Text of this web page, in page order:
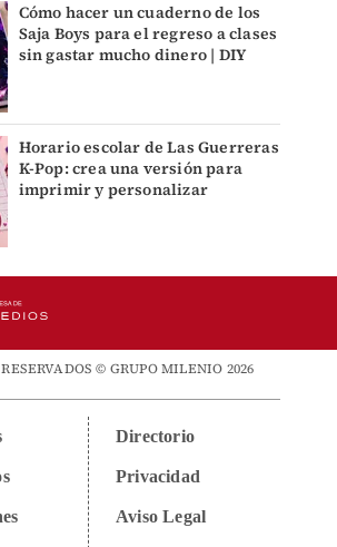
Cómo hacer un cuaderno de los
Saja Boys para el regreso a clases
sin gastar mucho dinero | DIY
Horario escolar de Las Guerreras
K-Pop: crea una versión para
imprimir y personalizar
© GRUPO MILENIO 2026
Directorio
Privacidad
Aviso Legal